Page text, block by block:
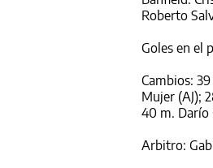
Roberto
Goles en el
Cambios:
Mujer (AJ);
40 m. Darío
Arbitro: